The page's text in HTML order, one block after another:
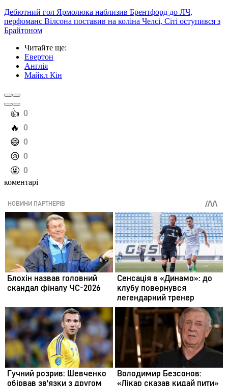
Дебютний гол Ярмолюка наблизив Брентфорд до ЛЧ,
перфоманс Вілсона поставив на коліна Челсі, Сіті оступився з
Брайтоном
Читайте ще:
Евертон
Англія
Майкл Кін
️👍 0
️🔥 0
️😄 0
️😢 0
️🤬 0
коментарі